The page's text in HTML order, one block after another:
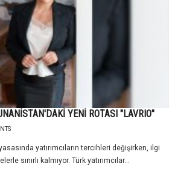
YENİ ROTASI "LAVRIO"
yatırımcıların tercihleri değişirken, ilgi
sınırlı kalmıyor. Türk yatırımcılar...